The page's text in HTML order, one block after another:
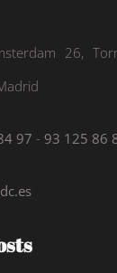
26,
97 - 93 125 86